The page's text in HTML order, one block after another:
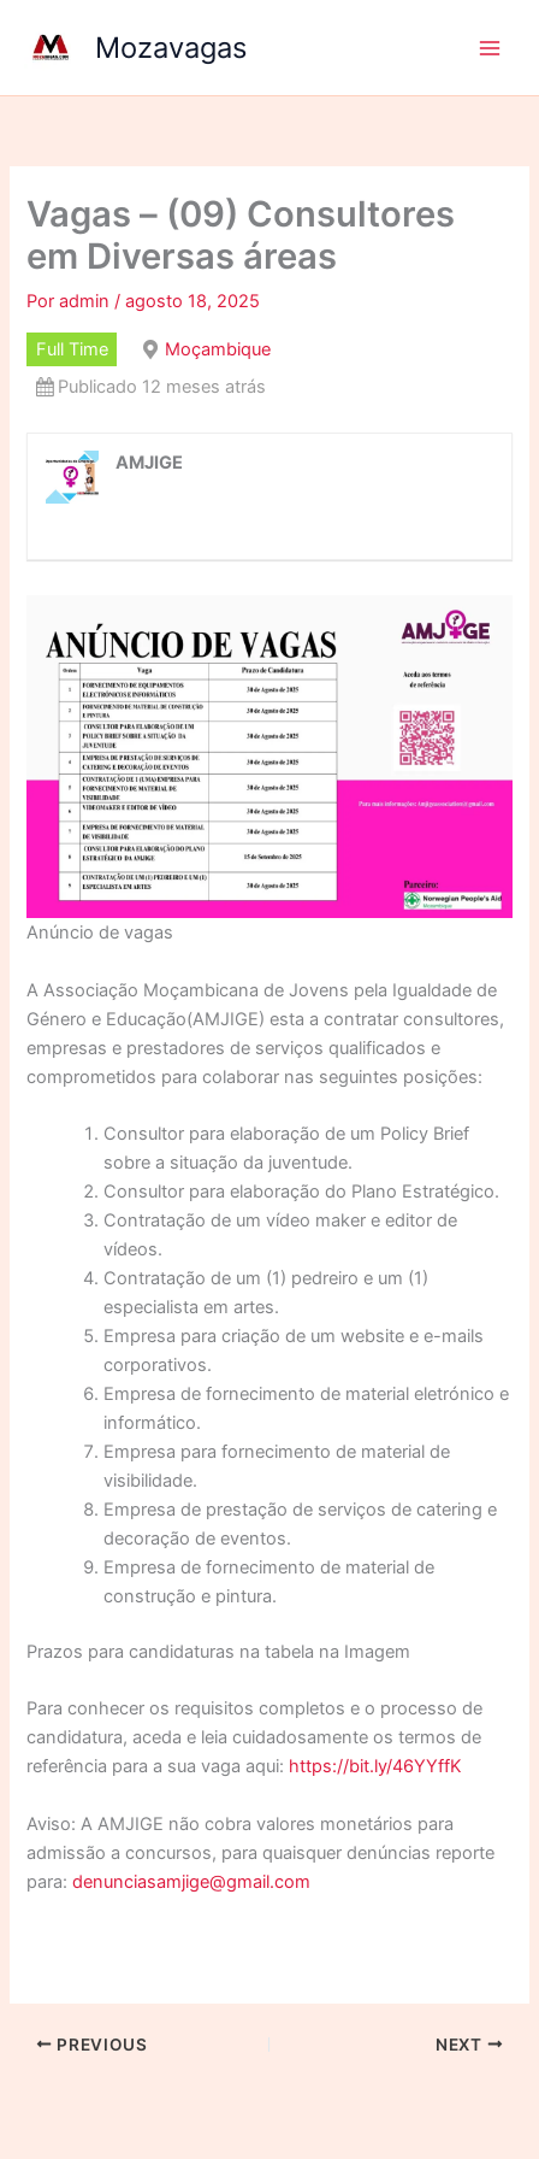
conteúdo
Mozavagas
Vagas – (09) Consultores
em Diversas áreas
Poradmin/agosto 18, 2025
Full Time
Moçambique
Publicado 12 meses atrás
AMJIGE
Anúncio de vagas
A Associação Moçambicana de Jovens pela Igualdade de
Género e Educação(AMJIGE) esta a contratar consultores,
empresas e prestadores de serviços qualificados e
comprometidos para colaborar nas seguintes posições:
Consultor para elaboração de um Policy Brief
sobre a situação da juventude.
Consultor para elaboração do Plano Estratégico.
Contratação de um vídeo maker e editor de
vídeos.
Contratação de um (1) pedreiro e um (1)
especialista em artes.
Empresa para criação de um website e e-mails
corporativos.
Empresa de fornecimento de material eletrónico e
informático.
Empresa para fornecimento de material de
visibilidade.
Empresa de prestação de serviços de catering e
decoração de eventos.
Empresa de fornecimento de material de
construção e pintura.
Prazos para candidaturas na tabela na Imagem
Para conhecer os requisitos completos e o processo de
candidatura, aceda e leia cuidadosamente os termos de
referência para a sua vaga aqui: https://bit.ly/46YYffK
Aviso: A AMJIGE não cobra valores monetários para
admissão a concursos, para quaisquer denúncias reporte
para:denunciasamjige@gmail.com
PREVIOUS NEXT